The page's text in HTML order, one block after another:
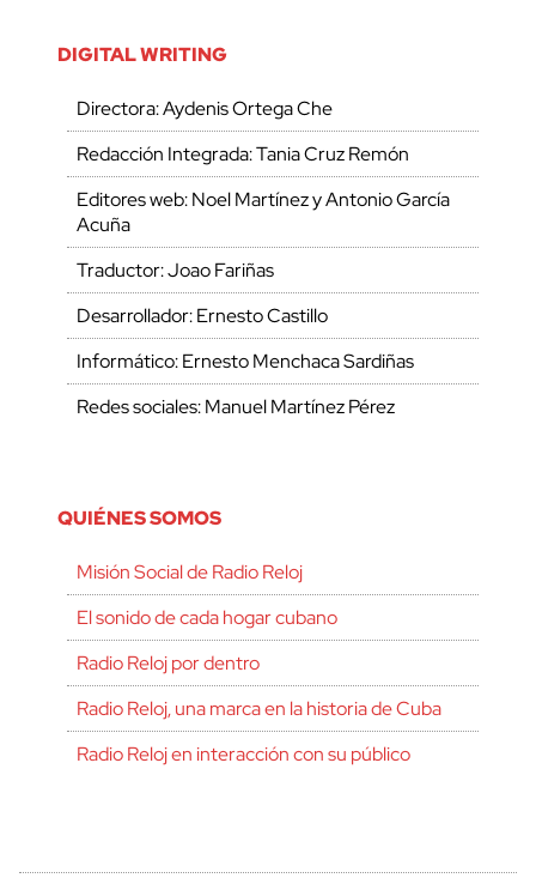
DIGITAL WRITING
Directora: Aydenis Ortega Che
Redacción Integrada: Tania Cruz Remón
Editores web: Noel Martínez y Antonio García
Acuña
Traductor: Joao Fariñas
Desarrollador: Ernesto Castillo
Informático: Ernesto Menchaca Sardiñas
Redes sociales: Manuel Martínez Pérez
QUIÉNES SOMOS
Misión Social de Radio Reloj
El sonido de cada hogar cubano
Radio Reloj por dentro
Radio Reloj, una marca en la historia de Cuba
Radio Reloj en interacción con su público